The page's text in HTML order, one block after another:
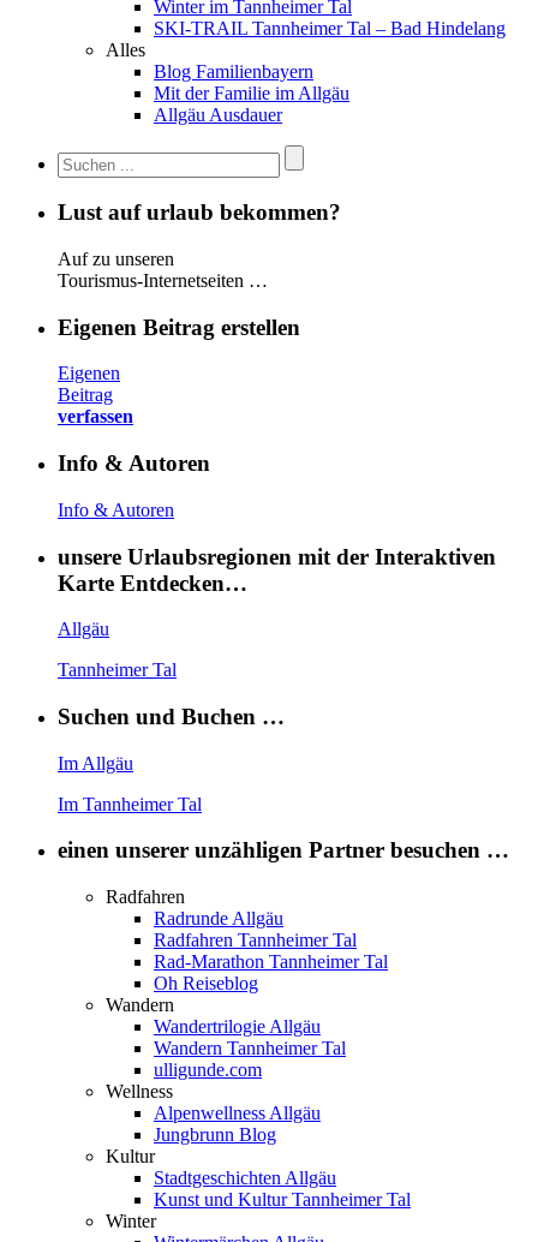
Winter im Tannheimer Tal
SKI-TRAIL Tannheimer Tal – Bad Hindelang
Alles
Blog Familienbayern
Mit der Familie im Allgäu
Allgäu Ausdauer
Lust auf urlaub bekommen?
Auf zu unseren
Tourismus-Internetseiten …
Eigenen Beitrag erstellen
Eigenen
Beitrag
verfassen
Info & Autoren
Info & Autoren
unsere Urlaubsregionen mit der Interaktiven
Karte Entdecken…
Allgäu
Tannheimer Tal
Suchen und Buchen …
Im Allgäu
Im Tannheimer Tal
einen unserer unzähligen Partner besuchen …
Radfahren
Radrunde Allgäu
Radfahren Tannheimer Tal
Rad-Marathon Tannheimer Tal
Oh Reiseblog
Wandern
Wandertrilogie Allgäu
Wandern Tannheimer Tal
ulligunde.com
Wellness
Alpenwellness Allgäu
Jungbrunn Blog
Kultur
Stadtgeschichten Allgäu
Kunst und Kultur Tannheimer Tal
Winter